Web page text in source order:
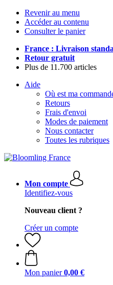
Revenir au menu
Accéder au contenu
Consulter le panier
France : Livraison
Retour gratuit
Plus de 11.700 articles
Aide
Où est ma
Retours
Frais d'envoi
Modes de paiement
Nous contacter
Toutes les rubriques
Mon compte
Identifiez-vous
Nouveau client ?
Créer un compte
Mon panier 0,00 €